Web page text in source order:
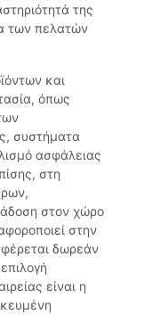
της
των πελατών
και
όπως
συστήματα
ασφάλειας
στη
στον χώρο
στην
δωρεάν
είναι η